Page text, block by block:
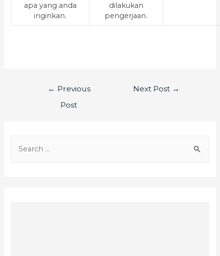
apa yang anda
inginkan.
dilakukan
pengerjaan.
← Previous
Post
Next Post →